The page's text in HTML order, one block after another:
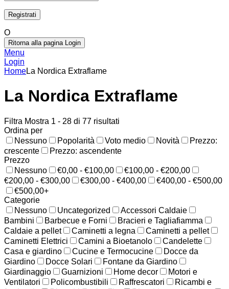
O
Ritorna alla pagina Login
Menu
Login
HomeLa Nordica Extraflame
La Nordica Extraflame
Filtra Mostra 1 - 28 di 77 risultati
Ordina per
Nessuno
Popolarità Voto medio Novità
Prezzo:
crescente
Prezzo: ascendente
Prezzo
Nessuno
€0,00 - €100,00
€100,00 - €200,00
€200,00 - €300,00
€300,00 - €400,00
€400,00 - €500,00
€500,00+
Categorie
Nessuno
Uncategorized
Accessori Caldaie
Bambini
Barbecue e Forni
Bracieri e Tagliafiamma
Caldaie a pellet
Caminetti a legna
Caminetti a pellet
Caminetti Elettrici
Camini a Bioetanolo
Candelette
Casa e giardino
Cucine e Termocucine
Docce da
Giardino
Docce Solari
Fontane da Giardino
Giardinaggio
Guarnizioni Home decor
Motori e
Ventilatori
Policombustibili Raffrescatori
Ricambi e